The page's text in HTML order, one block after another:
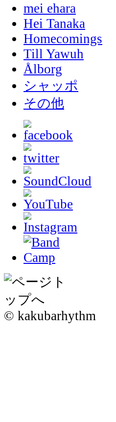
mei ehara
Hei Tanaka
Homecomings
Till Yawuh
Ålborg
シャッポ
その他
© kakubarhythm